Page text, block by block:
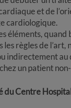
et de
cardiologique.
éléments, quand
les règles de l’art,
indirectement au
un patient
du Centre